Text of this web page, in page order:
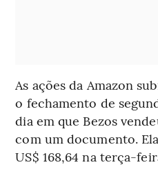
As ações da Amazon
o fechamento de
dia em que Bezos
com um documento.
US$ 168,64 na terça-